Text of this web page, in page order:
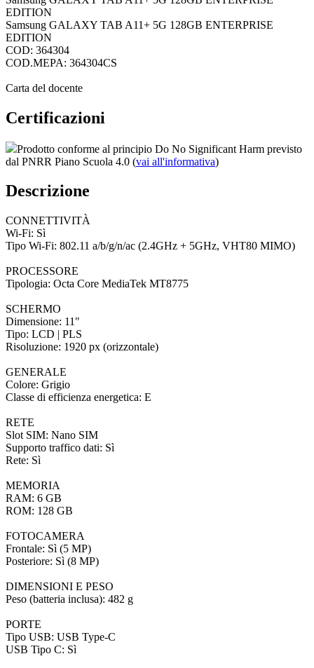
EDITION
Samsung GALAXY TAB A11+ 5G 128GB ENTERPRISE
EDITION
COD: 364304
COD.MEPA: 364304CS
Carta del docente
Certificazioni
Prodotto conforme al principio Do No Significant Harm previsto
dal PNRR Piano Scuola 4.0 (vai all'informativa)
Descrizione
CONNETTIVITÀ
Wi-Fi: Sì
Tipo Wi-Fi: 802.11 a/b/g/n/ac (2.4GHz + 5GHz, VHT80 MIMO)
PROCESSORE
Tipologia: Octa Core MediaTek MT8775
SCHERMO
Dimensione: 11"
Tipo: LCD | PLS
Risoluzione: 1920 px (orizzontale)
GENERALE
Colore: Grigio
Classe di efficienza energetica: E
RETE
Slot SIM: Nano SIM
Supporto traffico dati: Sì
Rete: Sì
MEMORIA
RAM: 6 GB
ROM: 128 GB
FOTOCAMERA
Frontale: Sì (5 MP)
Posteriore: Sì (8 MP)
DIMENSIONI E PESO
Peso (batteria inclusa): 482 g
PORTE
Tipo USB: USB Type-C
USB Tipo C: Sì